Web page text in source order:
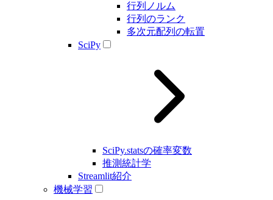
行列ノルム
行列のランク
多次元配列の転置
SciPy
SciPy.statsの確率変数
推測統計学
Streamlit紹介
機械学習